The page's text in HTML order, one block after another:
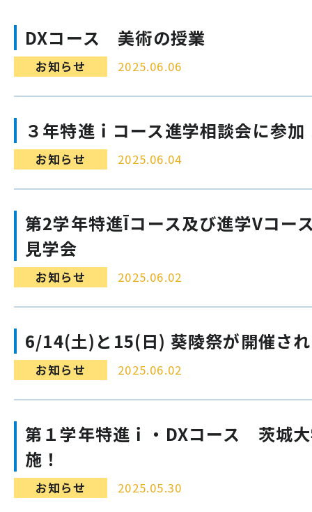
DXコース 美術の授業
お知らせ 2025.06.06
３年特進ｉコース進学相談会に参加
お知らせ 2025.06.04
第2学年特進Īコース及び進学Vコー
見学会
お知らせ 2025.06.02
6/14(土)と15(日) 葵陵祭が開催さ
お知らせ 2025.06.02
第１学年特進ｉ・DXコース 茨城
施！
お知らせ 2025.05.30